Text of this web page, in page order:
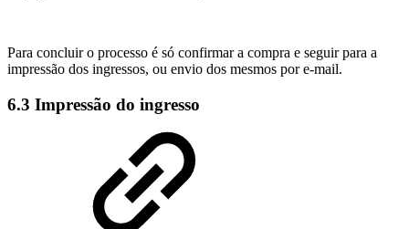
Para concluir o processo é só confirmar a compra e seguir para a
impressão dos ingressos, ou envio dos mesmos por e-mail.
6.3 Impressão do ingresso